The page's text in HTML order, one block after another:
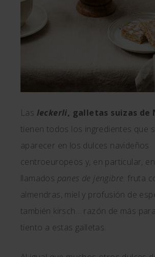
Las leckerli, galletas suizas de
tienen todos los ingredientes que
aparecer en los dulces navideños
centroeuropeos y, en particular,
llamados panes de jengibre: fruta
almendras, miel y profusión de
también kirsch… razón de más
tiento a estas galletas.